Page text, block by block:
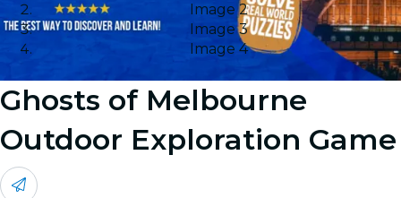
Image 2
Image 3
Image 4
Ghosts of Melbourne
Outdoor Exploration Game